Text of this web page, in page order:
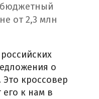
от 2,3 млн
о
Это кроссовер
его к нам в